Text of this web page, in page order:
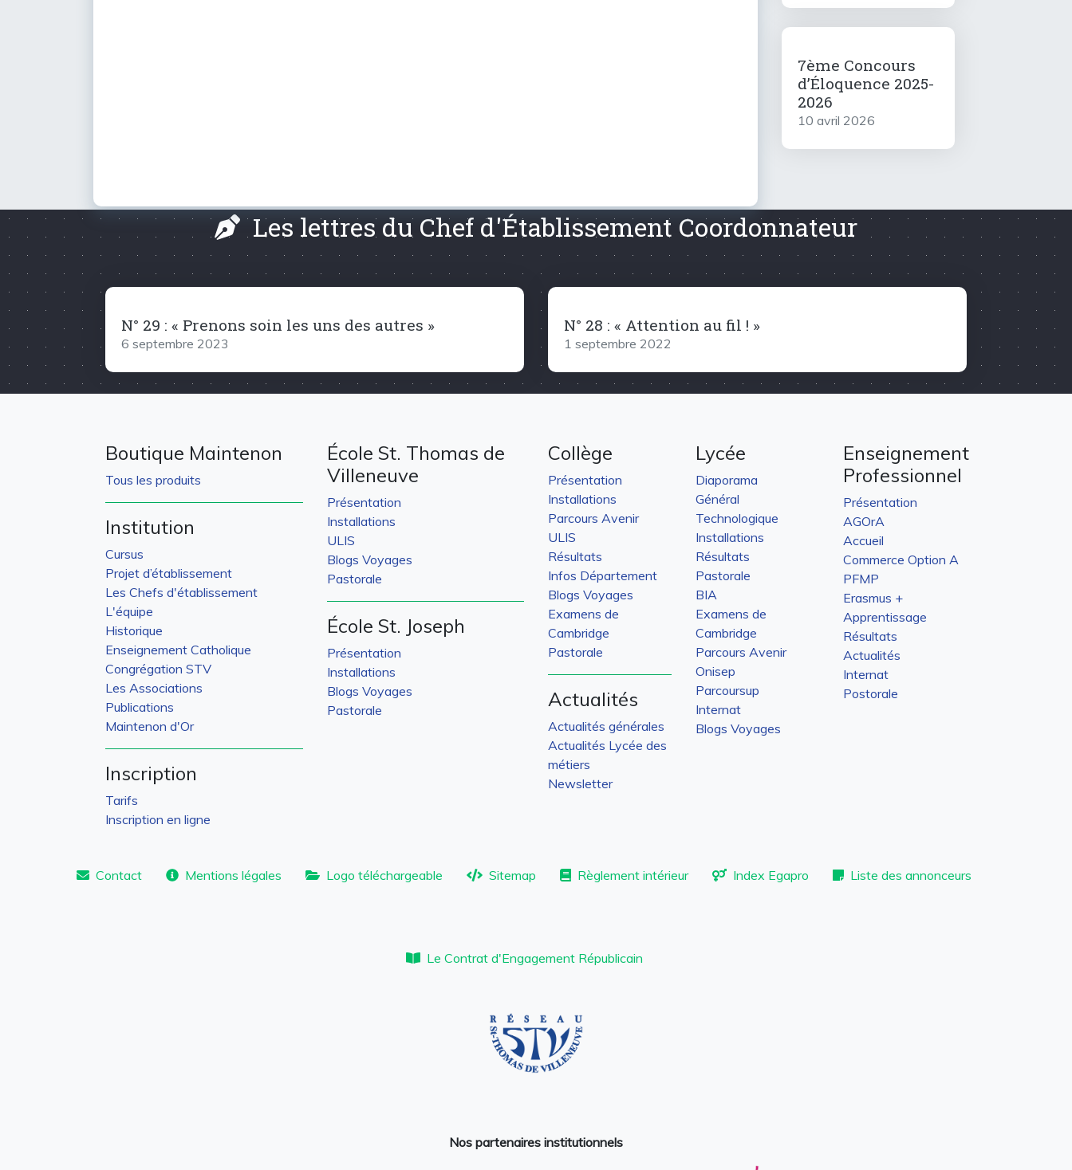
7ème Concours
d’Éloquence 2025-
2026
10 avril 2026
Les lettres du Chef d'Établissement Coordonnateur
N° 29 : « Prenons soin les uns des autres »
6 septembre 2023
N° 28 : « Attention au fil ! »
1 septembre 2022
Boutique Maintenon
Tous les produits
Institution
Cursus
Projet d’établissement
Les Chefs d'établissement
L'équipe
Historique
Enseignement Catholique
Congrégation STV
Les Associations
Publications
Maintenon d'Or
Inscription
Tarifs
Inscription en ligne
École St. Thomas de
Villeneuve
Présentation
Installations
ULIS
Blogs Voyages
Pastorale
École St. Joseph
Présentation
Installations
Blogs Voyages
Pastorale
Collège
Présentation
Installations
Parcours Avenir
ULIS
Résultats
Infos Département
Blogs Voyages
Examens de
Cambridge
Pastorale
Actualités
Actualités générales
Actualités Lycée des
métiers
Newsletter
Lycée
Diaporama
Général
Technologique
Installations
Résultats
Pastorale
BIA
Examens de
Cambridge
Parcours Avenir
Onisep
Parcoursup
Internat
Blogs Voyages
Enseignement
Professionnel
Présentation
AGOrA
Accueil
Commerce Option A
PFMP
Erasmus +
Apprentissage
Résultats
Actualités
Internat
Postorale
Contact Mentions légales Logo téléchargeable Sitemap Règlement intérieur Index Egapro Liste des annonceurs
Le Contrat d'Engagement Républicain
Nos partenaires institutionnels